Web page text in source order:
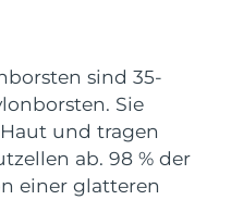
sind 35-
Sie
und tragen
ab. 98 % der
einer glatteren
Erwartete Lieferung
09/08/2026
Erwartete Lieferung
09/08/2026